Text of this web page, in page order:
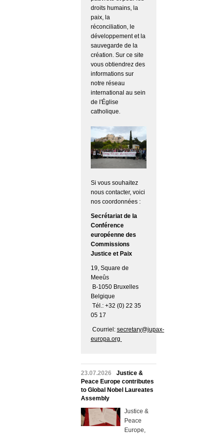
droits humains, la
paix, la
réconciliation, le
développement et la
sauvegarde de la
création. Sur ce site
vous obtiendrez des
informations sur
notre réseau
international au sein
de l'Église
catholique.
Si vous souhaitez
nous contacter, voici
nos coordonnées :
Secrétariat de la
Conférence
européenne des
Commissions
Justice et Paix
19, Square de
Meeûs
B-1050 Bruxelles
Belgique
Tél.: +32 (0) 22 35
05 17
Courriel: secretary@jupax-
europa.org
23.07.2026
Justice &
Peace Europe contributes
to Global Nobel Laureates
Assembly
Justice &
Peace
Europe,